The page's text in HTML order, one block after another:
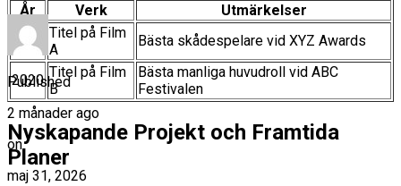
År Verk
Utmärkelser
2018
Titel på Film
A
Bästa skådespelare vid XYZ Awards
2020 Titel på Film
B
Bästa manliga huvudroll vid ABC
Festivalen
Nyskapande Projekt och Framtida
Planer
Published
2 månader ago
on
maj 31, 2026